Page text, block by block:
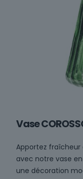
Vase
Apportez
avec notre vase
une décoration